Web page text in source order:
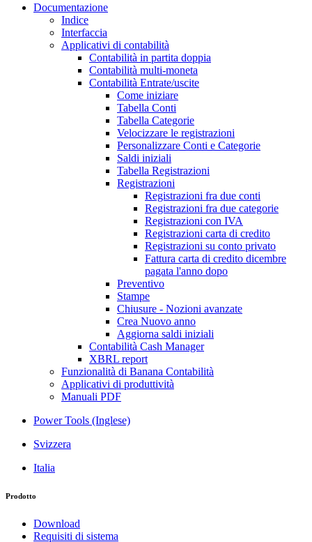
Documentazione
Indice
Interfaccia
Applicativi di contabilità
Contabilità in partita doppia
Contabilità multi-moneta
Contabilità Entrate/uscite
Come iniziare
Tabella Conti
Tabella Categorie
Velocizzare le registrazioni
Personalizzare Conti e Categorie
Saldi iniziali
Tabella Registrazioni
Registrazioni
Registrazioni fra due conti
Registrazioni fra due categorie
Registrazioni con IVA
Registrazioni carta di credito
Registrazioni su conto privato
Fattura carta di credito dicembre
pagata l'anno dopo
Preventivo
Stampe
Chiusure - Nozioni avanzate
Crea Nuovo anno
Aggiorna saldi iniziali
Contabilità Cash Manager
XBRL report
Funzionalità di Banana Contabilità
Applicativi di produttività
Manuali PDF
Power Tools (Inglese)
Svizzera
Italia
Prodotto
Download
Requisiti di sistema